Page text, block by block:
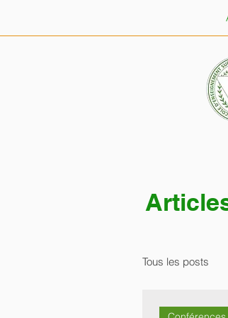
Tous les posts